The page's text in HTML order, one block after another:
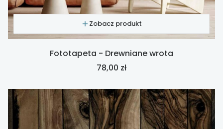
Zobacz produkt
Fototapeta - Drewniane wrota
Cena
78,00 zł